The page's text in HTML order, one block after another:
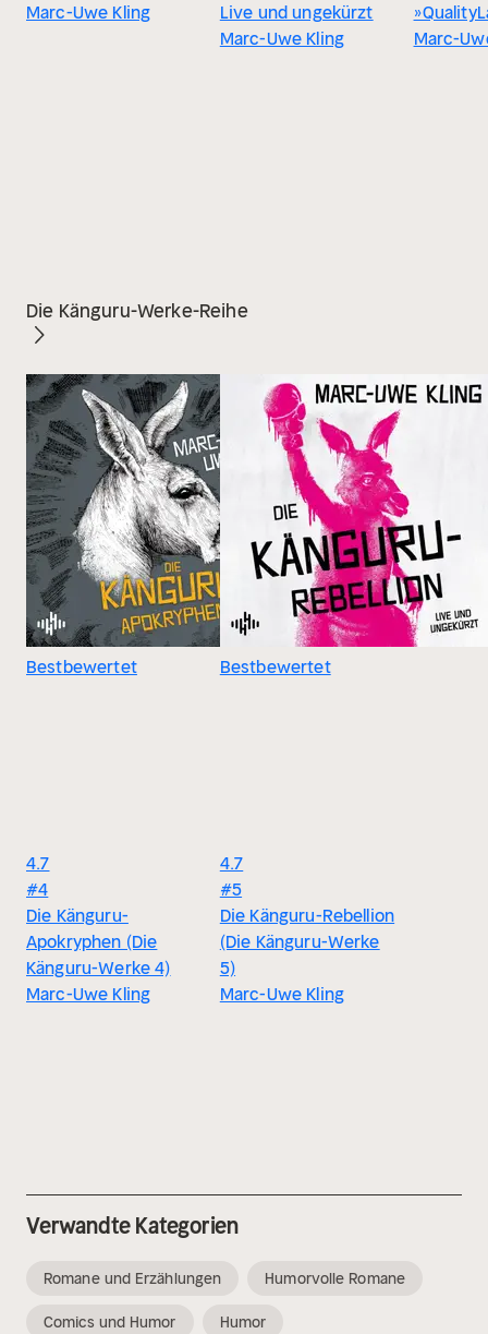
Marc-Uwe Kling
Live und ungekürzt
Marc-Uwe Kling
Marc-
Die Känguru-Werke-Reihe
Bestbewertet
4.7
#4
Die Känguru-
Apokryphen (Die
Känguru-Werke 4)
Marc-Uwe Kling
Bestbewertet
4.7
#5
Die Känguru-Rebellion
(Die Känguru-Werke
5)
Marc-Uwe Kling
Verwandte Kategorien
Romane und Erzählungen Humorvolle Romane
Comics und Humor Humor